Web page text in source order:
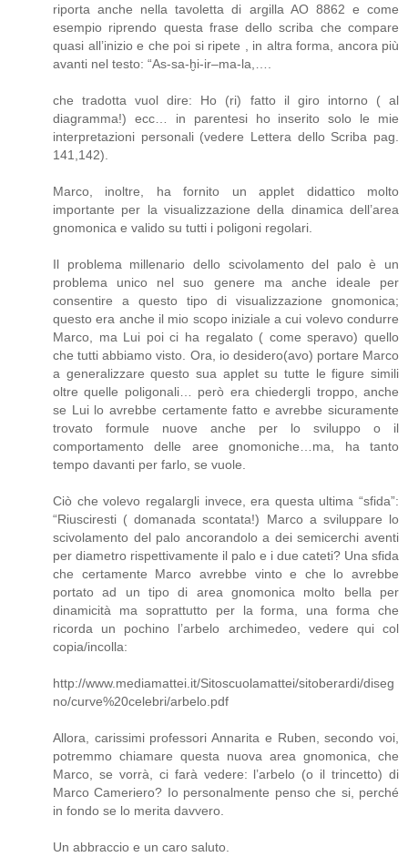
riporta anche nella tavoletta di argilla AO 8862 e come
esempio riprendo questa frase dello scriba che compare
quasi all’inizio e che poi si ripete , in altra forma, ancora più
avanti nel testo: “As-sa-ḫi-ir–ma-la,….
che tradotta vuol dire: Ho (ri) fatto il giro intorno ( al
diagramma!) ecc… in parentesi ho inserito solo le mie
interpretazioni personali (vedere Lettera dello Scriba pag.
141,142).
Marco, inoltre, ha fornito un applet didattico molto
importante per la visualizzazione della dinamica dell’area
gnomonica e valido su tutti i poligoni regolari.
Il problema millenario dello scivolamento del palo è un
problema unico nel suo genere ma anche ideale per
consentire a questo tipo di visualizzazione gnomonica;
questo era anche il mio scopo iniziale a cui volevo condurre
Marco, ma Lui poi ci ha regalato ( come speravo) quello
che tutti abbiamo visto. Ora, io desidero(avo) portare Marco
a generalizzare questo sua applet su tutte le figure simili
oltre quelle poligonali… però era chiedergli troppo, anche
se Lui lo avrebbe certamente fatto e avrebbe sicuramente
trovato formule nuove anche per lo sviluppo o il
comportamento delle aree gnomoniche…ma, ha tanto
tempo davanti per farlo, se vuole.
Ciò che volevo regalargli invece, era questa ultima “sfida”:
“Riusciresti ( domanada scontata!) Marco a sviluppare lo
scivolamento del palo ancorandolo a dei semicerchi aventi
per diametro rispettivamente il palo e i due cateti? Una sfida
che certamente Marco avrebbe vinto e che lo avrebbe
portato ad un tipo di area gnomonica molto bella per
dinamicità ma soprattutto per la forma, una forma che
ricorda un pochino l’arbelo archimedeo, vedere qui col
copia/incolla:
http://www.mediamattei.it/Sitoscuolamattei/sitoberardi/diseg
no/curve%20celebri/arbelo.pdf
Allora, carissimi professori Annarita e Ruben, secondo voi,
potremmo chiamare questa nuova area gnomonica, che
Marco, se vorrà, ci farà vedere: l’arbelo (o il trincetto) di
Marco Cameriero? Io personalmente penso che si, perché
in fondo se lo merita davvero.
Un abbraccio e un caro saluto.